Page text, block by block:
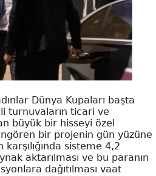
Dünya Kupaları başta
turnuvaların ticari ve
büyük bir hisseyi özel
bir projenin gün yüzüne
karşılığında sisteme 4,2
aktarılması ve bu paranın
dağıtılması vaat